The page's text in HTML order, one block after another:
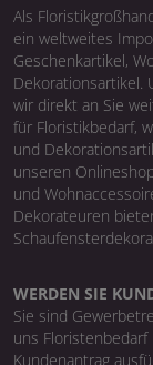
Als
ein weltweites
Geschenkartikel,
Dekorationsartikel.
wir direkt an Sie
für Floristikbedarf,
und
unseren
und
Dekorateuren
WERDEN SIE
Sie sind
uns
Kundenantrag